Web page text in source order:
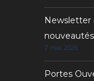
Newsletter
7 mai 2026
Portes